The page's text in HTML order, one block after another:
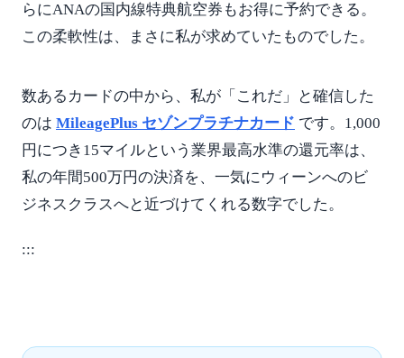
らにANAの国内線特典航空券もお得に予約できる。
この柔軟性は、まさに私が求めていたものでした。
数あるカードの中から、私が「これだ」と確信した
のは MileagePlus セゾンプラチナカード です。1,000
円につき15マイルという業界最高水準の還元率は、
私の年間500万円の決済を、一気にウィーンへのビ
ジネスクラスへと近づけてくれる数字でした。
:::